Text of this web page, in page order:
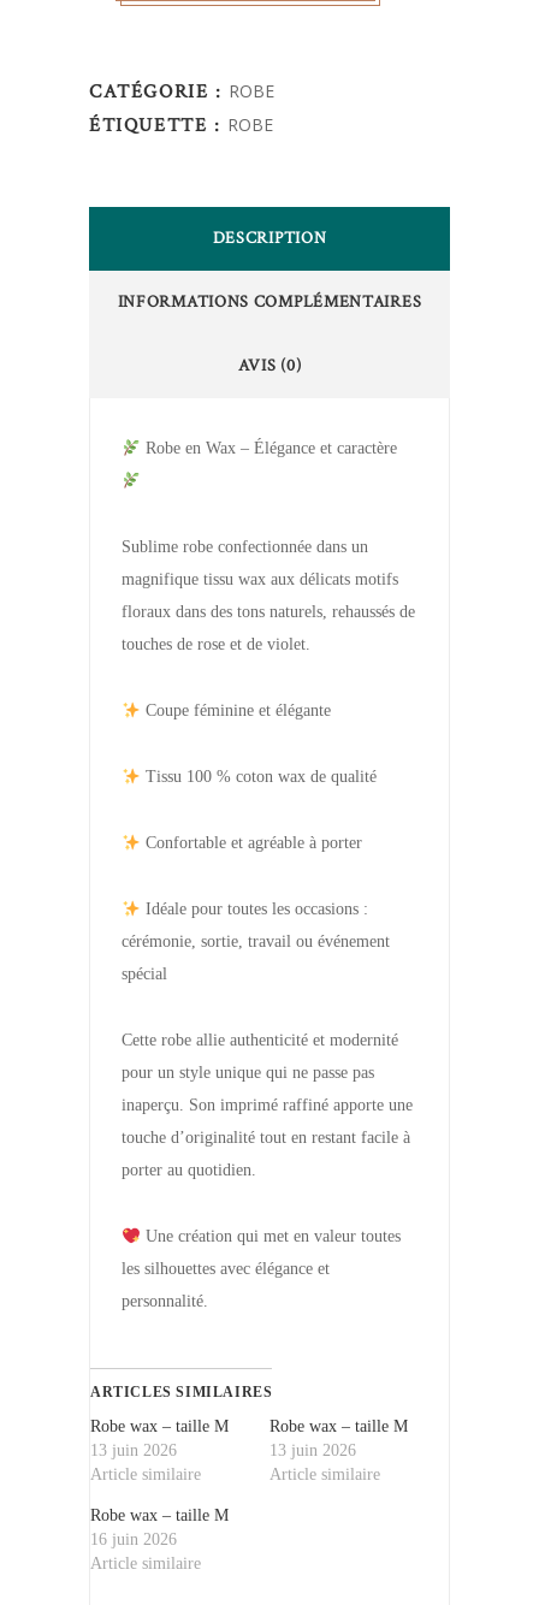
CATÉGORIE : ROBE
ÉTIQUETTE : ROBE
DESCRIPTION
INFORMATIONS COMPLÉMENTAIRES
AVIS (0)
Robe en Wax – Élégance et caractère
Sublime robe confectionnée dans un
magnifique tissu wax aux délicats motifs
floraux dans des tons naturels, rehaussés de
touches de rose et de violet.
Coupe féminine et élégante
Tissu 100 % coton wax de qualité
Confortable et agréable à porter
Idéale pour toutes les occasions :
cérémonie, sortie, travail ou événement
spécial
Cette robe allie authenticité et modernité
pour un style unique qui ne passe pas
inaperçu. Son imprimé raffiné apporte une
touche d’originalité tout en restant facile à
porter au quotidien.
Une création qui met en valeur toutes
les silhouettes avec élégance et
personnalité.
ARTICLES SIMILAIRES
Robe wax – taille M
13 juin 2026
Article similaire
Robe wax – taille M
13 juin 2026
Article similaire
Robe wax – taille M
16 juin 2026
Article similaire